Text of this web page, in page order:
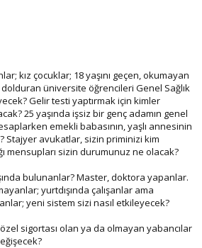
kız çocuklar; 18 yaşını geçen, okumayan
dolduran üniversite öğrencileri Genel Sağlık
Gelir testi yaptırmak için kimler
25 yaşında işsiz bir genç adamın genel
emekli babasının, yaşlı annesinin
Stajyer avukatlar, sizin priminizi kim
mensupları sizin durumunuz ne olacak?
bulunanlar? Master, doktora yapanlar.
yurtdışında çalışanlar ama
yeni sistem sizi nasıl etkileyecek?
sigortası olan ya da olmayan yabancılar